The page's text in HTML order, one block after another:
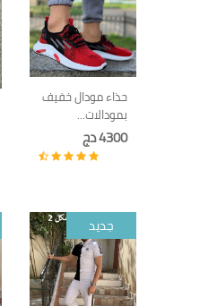
حذاء مودال خفيف
بمودالات...
4300 دج
جديد